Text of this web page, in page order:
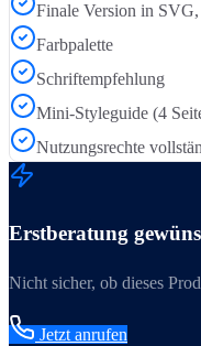
Finale Version in
Farbpalette
Schriftempfehlung
Mini-Styleguide (4
Nutzungsrechte
Erstberatung
Nicht sicher, ob dieses
Jetzt anrufen